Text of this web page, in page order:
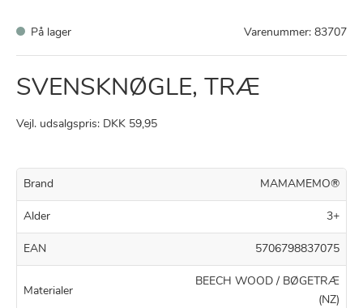
På lager Varenummer: 83707
SVENSKNØGLE, TRÆ
Vejl. udsalgspris: DKK 59,95
Brand MAMAMEMO®
Alder 3+
EAN 5706798837075
Materialer
BEECH WOOD / BØGETRÆ
(NZ)